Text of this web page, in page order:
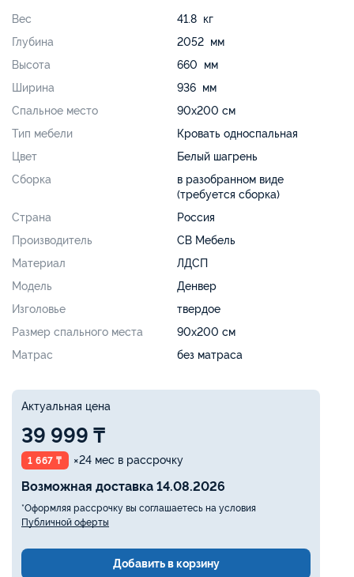
Вес
41.8 кг
Глубина
2052 мм
Высота
660 мм
Ширина
936 мм
Спальное место
90х200 см
Тип мебели
Кровать односпальная
Цвет
Белый шагрень
Сборка
в разобранном виде
(требуется сборка)
Страна
Россия
Производитель
СВ Мебель
Материал
ЛДСП
Модель
Денвер
Изголовье
твердое
Размер спального места
90х200 см
Матрас
без матраса
Актуальная цена
39 999 ₸
1 667 ₸ ×24 мес в рассрочку
Возможная доставка 14.08.2026
*Оформляя рассрочку вы соглашаетесь на условия
Публичной оферты
Добавить в корзину